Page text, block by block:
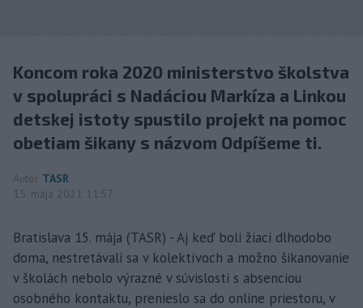
Koncom roka 2020 ministerstvo školstva
v spolupráci s Nadáciou Markíza a Linkou
detskej istoty spustilo projekt na pomoc
obetiam šikany s názvom Odpíšeme ti.
Autor TASR
15. mája 2021 11:57
Bratislava 15. mája (TASR) - Aj keď boli žiaci dlhodobo
doma, nestretávali sa v kolektívoch a možno šikanovanie
v školách nebolo výrazné v súvislosti s absenciou
osobného kontaktu, prenieslo sa do online priestoru, v